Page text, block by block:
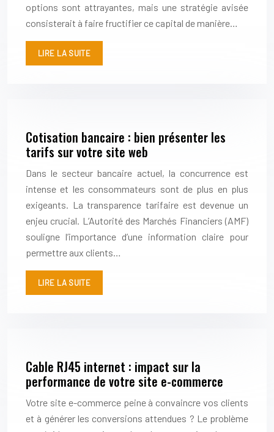
options sont attrayantes, mais une stratégie avisée
consisterait à faire fructifier ce capital de manière…
LIRE LA SUITE
Cotisation bancaire : bien présenter les
tarifs sur votre site web
Dans le secteur bancaire actuel, la concurrence est
intense et les consommateurs sont de plus en plus
exigeants. La transparence tarifaire est devenue un
enjeu crucial. L’Autorité des Marchés Financiers (AMF)
souligne l’importance d’une information claire pour
permettre aux clients…
LIRE LA SUITE
Cable RJ45 internet : impact sur la
performance de votre site e-commerce
Votre site e-commerce peine à convaincre vos clients
et à générer les conversions attendues ? Le problème